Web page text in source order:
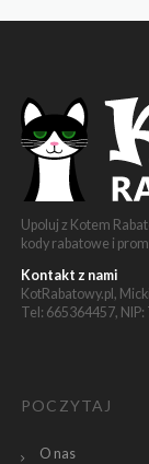
Upoluj z Kotem
kody rabatowe i
Kontakt z nami
KotRabatowy.pl,
Tel: 665364457,
POCZYTAJ
O nas